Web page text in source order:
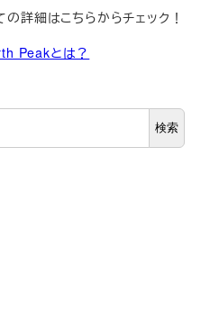
詳細はこちらからチェック！
Peakとは？
検索